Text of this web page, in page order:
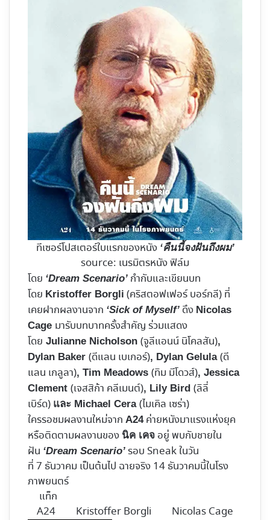
ทีเซอร์โปสเตอร์ใบแรกของหนัง ‘คืนนี้จงฝันถึงผม’
source: เนรมิตรหนัง ฟิล์ม
โดย ‘Dream Scenario’ กำกับและเขียนบท
โดย Kristoffer Borgli (คริสตอฟเฟอร์ บอร์กลี) ที่
เคยฝากผลงานจาก ‘Sick of Myself’ ดึง Nicolas
Cage มารับบทบาทครั้งสำคัญ ร่วมแสดง
โดย Julianne Nicholson (จูลีแอนน์ นิโคลสัน),
Dylan Baker (ดีแลน เบเกอร์), Dylan Gelula (ดี
แลน เกลูลา), Tim Meadows (ทิม มีโดวส์), Jessica
Clement (เจสสิก้า คลีเมนต์), Lily Bird (ลิลี่
เบิร์ด) และ Michael Cera (ไมเคิล เซร่า)
ใครรอชมผลงานใหม่จาก A24ค่ายหนังมาแรงแห่งยุค
หรือติดตามผลงานของ นิค เคจ อยู่ พบกับชายใน
ฝัน ‘Dream Scenario’ รอบ Sneak ในวัน
ที่ 7 ธันวาคม เป็นต้นไป ฉายจริง 14 ธันวาคมนี้ในโรง
ภาพยนตร์
แท็ก
A24
Kristoffer Borgli Nicolas Cage